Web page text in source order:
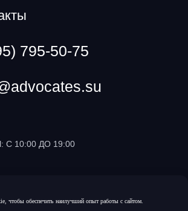
чтобы обеспечить наилучший опыт работы с сайтом.